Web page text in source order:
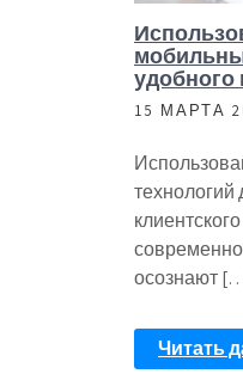
удобного
15 МАРТА
технологий
осознают
Читать